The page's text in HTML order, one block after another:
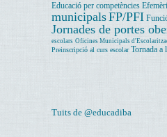
Educació per competències
municipalsFP/PFI
Jornades de portes
escolars Oficines Municipals
Preinscripció al curs escolar Tornada a
Tuits de @educadiba